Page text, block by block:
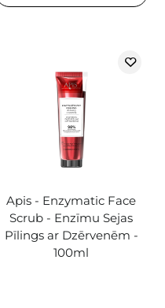
Apis - Enzymatic Face
Scrub - Enzīmu Sejas
Pīlings ar Dzērvenēm -
100ml